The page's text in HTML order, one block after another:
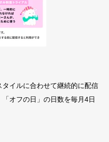
イルに合わせて継続的に配信
オフの日」の日数を毎月4日